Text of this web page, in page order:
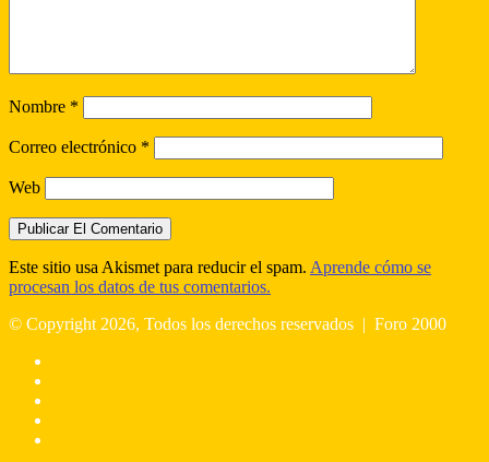
Nombre *
Correo electrónico *
Web
Este sitio usa Akismet para reducir el spam. Aprende cómo se
procesan los datos de tus comentarios.
© Copyright 2026, Todos los derechos reservados | Foro 2000